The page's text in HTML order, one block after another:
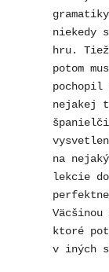
niekedy
hru.
potom
pochopil
nejakej
na
lekcie
ktoré
v iných